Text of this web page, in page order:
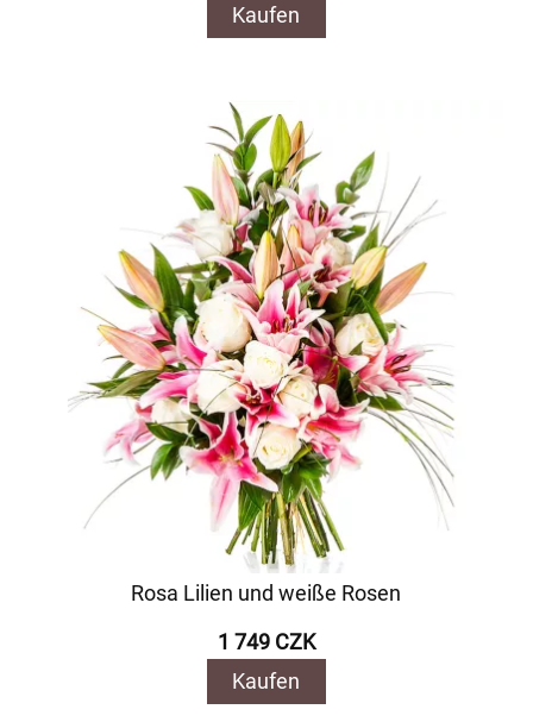
Kaufen
Rosa Lilien und weiße Rosen
1 749 CZK
Kaufen